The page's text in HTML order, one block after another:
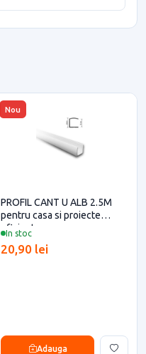
Nou
In stoc
PROFIL CANT U ALB 2.5M
pentru casa si proiecte
eficiente
20,90 lei
Adauga